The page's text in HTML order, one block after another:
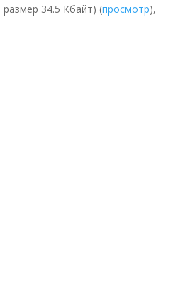
34.5 Кбайт) (просмотр),